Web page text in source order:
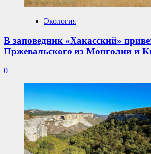
Экология
В заповедник «Хакасский»
Пржевальского из Монголии и
0